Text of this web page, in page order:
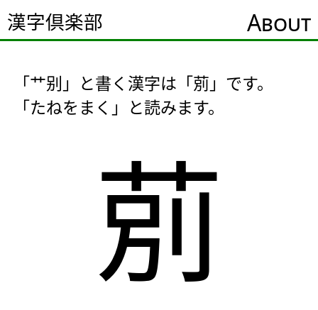
漢字倶楽部 About
「艹别」と書く漢字は「莂」です。
「たねをまく」と読みます。
莂